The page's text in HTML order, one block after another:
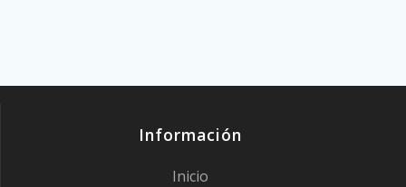
Información
Inicio